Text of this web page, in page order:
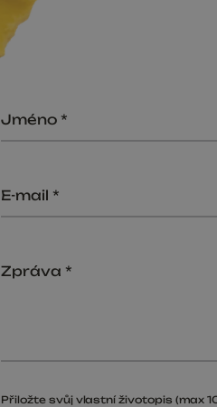
Jméno
E-mail
Zpráva
Přiložte svůj vlastní životopis (max